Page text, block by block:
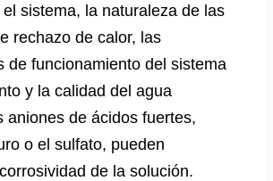
sistema, la naturaleza de las
rechazo de calor, las
de funcionamiento del sistema
y la calidad del agua
aniones de ácidos fuertes,
o el sulfato, pueden
de la solución.